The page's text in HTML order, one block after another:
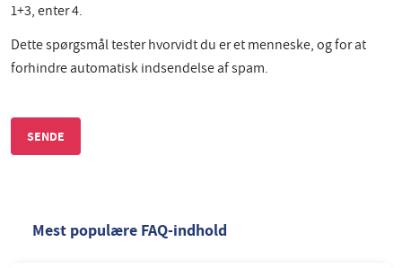
1+3, enter 4.
Dette spørgsmål tester hvorvidt du er et menneske, og for at
forhindre automatisk indsendelse af spam.
Mest populære FAQ-indhold